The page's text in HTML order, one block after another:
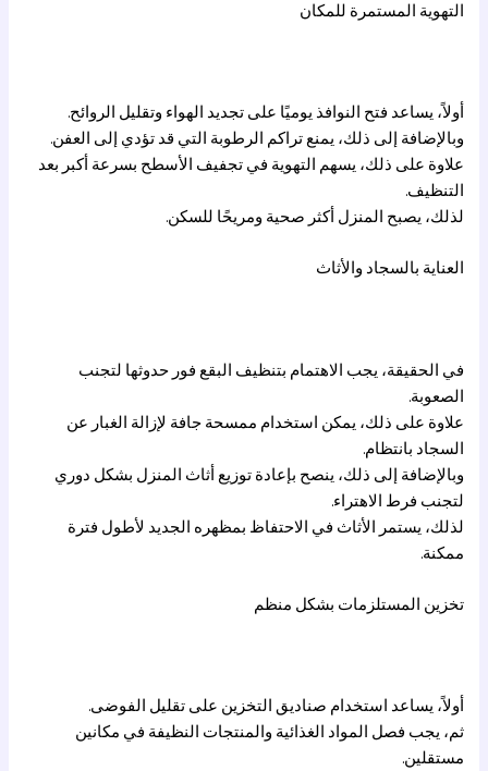
التهوية المستمرة للمكان
أولاً، يساعد فتح النوافذ يوميًا على تجديد الهواء وتقليل الروائح.
وبالإضافة إلى ذلك، يمنع تراكم الرطوبة التي قد تؤدي إلى العفن.
علاوة على ذلك، يسهم التهوية في تجفيف الأسطح بسرعة أكبر بعد
التنظيف.
لذلك، يصبح المنزل أكثر صحية ومريحًا للسكن.
العناية بالسجاد والأثاث
في الحقيقة، يجب الاهتمام بتنظيف البقع فور حدوثها لتجنب
الصعوبة.
علاوة على ذلك، يمكن استخدام ممسحة جافة لإزالة الغبار عن
السجاد بانتظام.
وبالإضافة إلى ذلك، ينصح بإعادة توزيع أثاث المنزل بشكل دوري
لتجنب فرط الاهتراء.
لذلك، يستمر الأثاث في الاحتفاظ بمظهره الجديد لأطول فترة
ممكنة.
تخزين المستلزمات بشكل منظم
أولاً، يساعد استخدام صناديق التخزين على تقليل الفوضى.
ثم، يجب فصل المواد الغذائية والمنتجات النظيفة في مكانين
مستقلين.